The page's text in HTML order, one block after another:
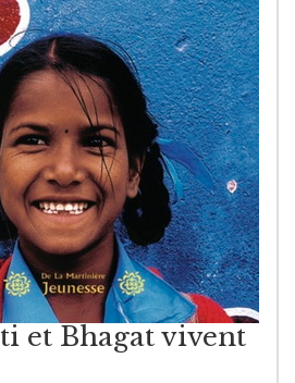
et Bhagat vivent